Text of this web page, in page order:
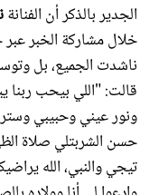
الجدير بالذكر أن الفنانة
خلال مشاركة الخبر
ناشدت الجميع، بل
قالت: "اللي بيحب
ونور عيني وحبيبي
حسن الشربتلي صلاة
تيجي والنبي، الله